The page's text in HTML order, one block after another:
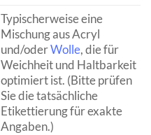
Typischerweise eine
Mischung aus Acryl
und/oderWolle, die für
Weichheit und Haltbarkeit
optimiert ist. (Bitte prüfen
Sie die tatsächliche
Etikettierung für exakte
Angaben.)